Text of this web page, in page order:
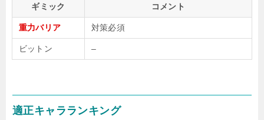
ギミック コメント
重力バリア 対策必須
ビットン –
適正キャラランキング